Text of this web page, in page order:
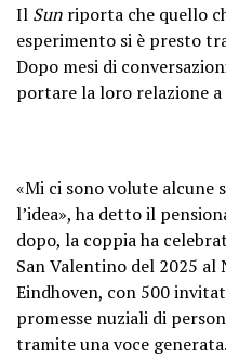
Il Sun riporta che quello
esperimento si è presto
Dopo mesi di
portare la loro relazione a
«Mi ci sono volute alcune
l’idea», ha detto il
dopo, la coppia ha
San Valentino del 2025 al
Eindhoven, con 500
promesse nuziali di
tramite una voce generata.